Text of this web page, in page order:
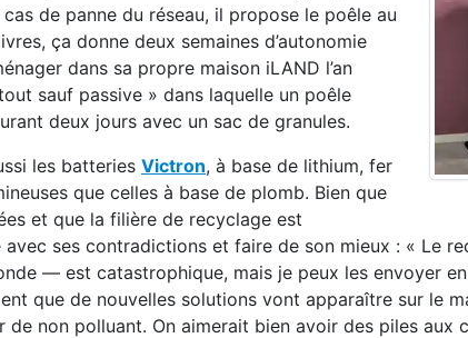
de panne du réseau, il propose le poêle au
ça donne deux semaines d’autonomie
dans sa propre maison iLAND l’an
sauf passive » dans laquelle un poêle
deux jours avec un sac de granules.
les batteries Victron, à base de lithium, fer
que celles à base de plomb. Bien que
et que la filière de recyclage est
ses contradictions et faire de son mieux : « Le
— est catastrophique, mais je peux les envoyer
que de nouvelles solutions vont apparaître sur le
de non polluant. On aimerait bien avoir des piles aux